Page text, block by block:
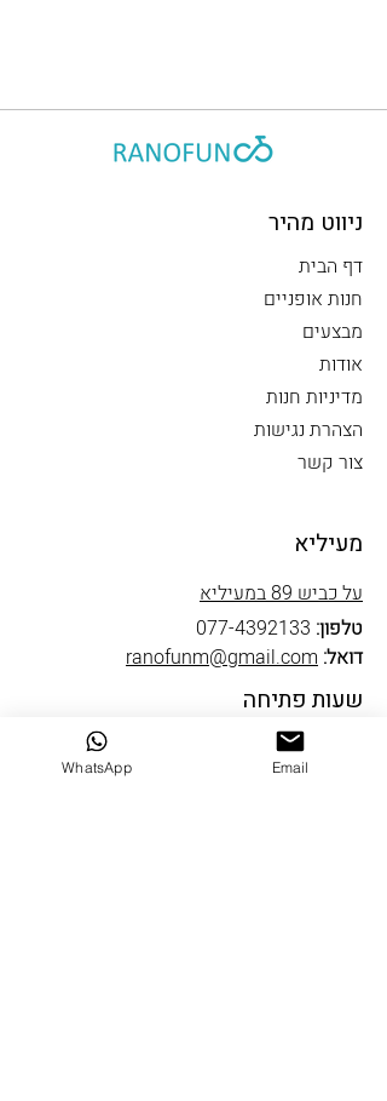
ניווט מהיר
דף הבית
חנות אופניים
מבצעים
אודות
מדיניות חנות
הצהרת נגישות
צור קשר
מעיליא
על כביש 89 במעיליא
טלפון: 077-4392133
דואל: ranofunm@gmail.com
שעות פתיחה
ראשון סגור
שני עד חמישי 10-19
WhatsApp Email